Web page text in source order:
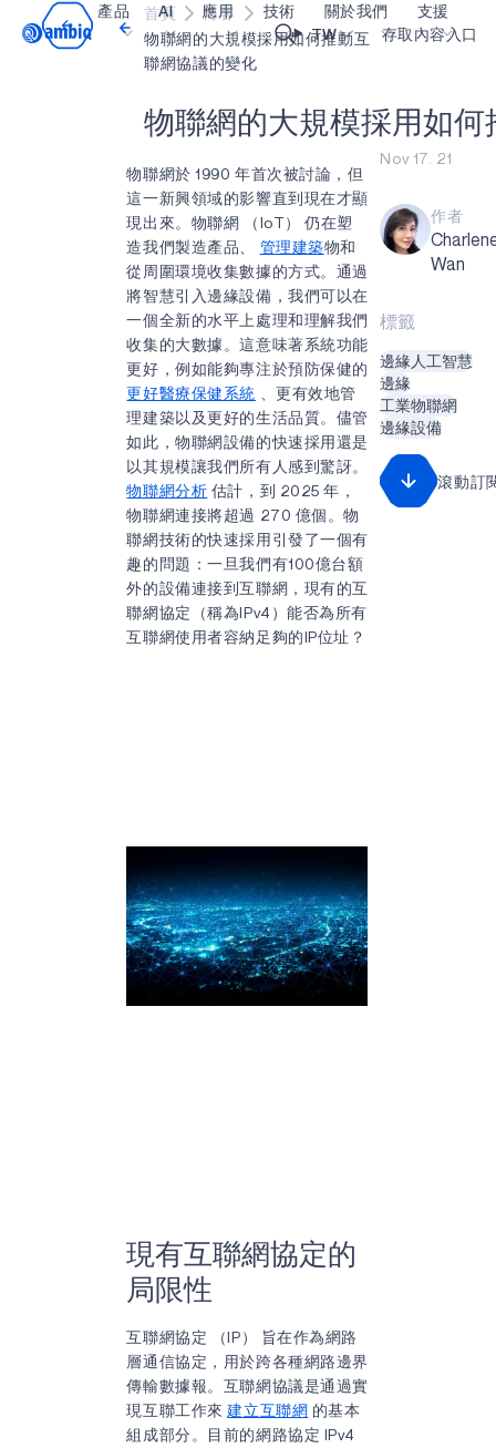
產品 AI 應用
醫療保健
智能遙控器
智慧家庭和建築
智慧卡
可穿戴設備
遊戲
耳戴式裝置
技術
blueSPOT
neuralSPOT
secureSPOT
SPOT
turboSPOT
關於我們
部落格
讓我們共同建設未來
活動
投資者關係
訊息
合作成功亮點
為什麼選擇 Ambiq
什麼是邊緣 AI？
支援
內容入口網
我們的合作
資源
常見問題
TW 存取內容入口
首頁
博客
物聯網的大規模採用如何推動互
聯網協議的變化
物聯網 的 大規模採用如何
物聯網於 1990 年首次被討論，但
這一新興領域的影響直到現在才顯
現出來。物聯網 （IoT） 仍在塑
造我們製造產品、 管理建築物和
從周圍環境收集數據的方式。通過
將智慧引入邊緣設備，我們可以在
一個全新的水平上處理和理解我們
收集的大數據。這意味著系統功能
更好，例如能夠專注於預防保健的
更好醫療保健系統 、更有效地管
理建築以及更好的生活品質。儘管
如此，物聯網設備的快速採用還是
以其規模讓我們所有人感到驚訝。
物聯網分析 估計，到 2025 年，
物聯網連接將超過 270 億個。物
聯網技術的快速採用引發了一個有
趣的問題：一旦我們有100億台額
外的設備連接到互聯網，現有的互
聯網協定（稱為IPv4）能否為所有
互聯網使用者容納足夠的IP位址？
現有互聯網協定的
局限性
互聯網協定 （IP） 旨在作為網路
層通信協定，用於跨各種網路邊界
傳輸數據報。互聯網協議是通過實
現互聯工作來建立互聯網 的基本
組成部分。目前的網路協定 IPv4
Nov 17. 21
作者
Wan
標籤
邊緣人工智慧
邊緣
工業物聯網
邊緣設備
滾動訂
Video title
OK